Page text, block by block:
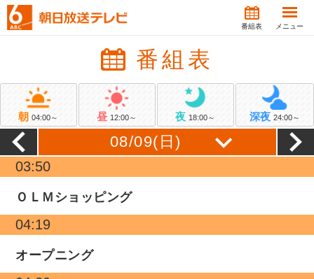
番組表 メニュー
番組表
朝04:00～ 昼 12:00～ 夜 18:00～ 深夜 24:00～
03:50
ＯＬＭショッピング
04:19
オープニング